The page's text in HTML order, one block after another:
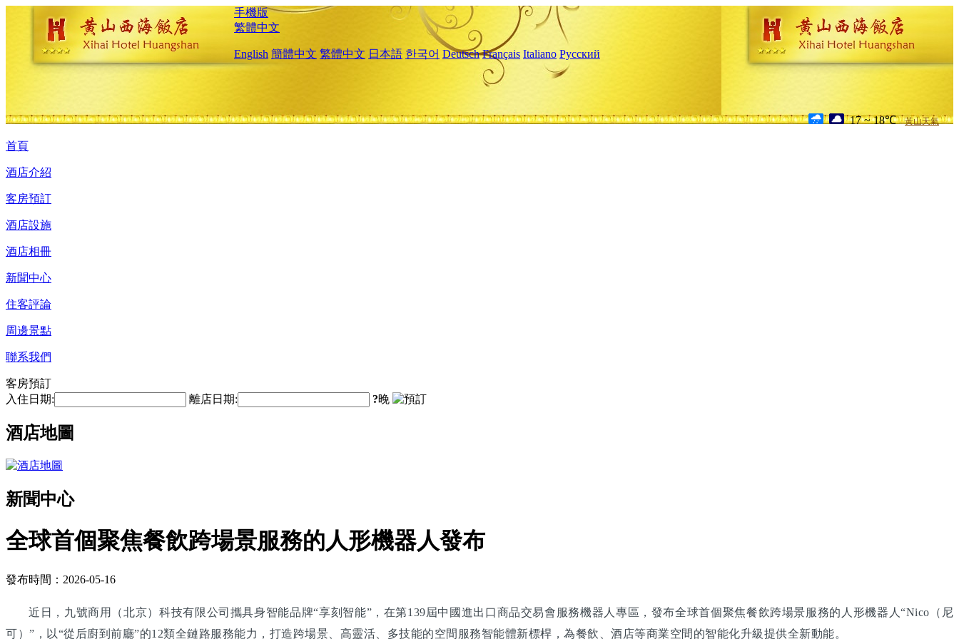
手機版
繁體中文
English 簡體中文 繁體中文 日本語 한국어 Deutsch Français Italiano Русский
17 ~ 18℃ 黃山天氣
首頁
酒店介紹
客房預訂
酒店設施
酒店相冊
新聞中心
住客評論
周邊景點
聯系我們
客房預訂
入住日期:
離店日期: ?晚
酒店地圖
新聞中心
全球首個聚焦餐飲跨場景服務的人形機器人發布
發布時間：2026-05-16
近日，九號商用（北京）科技有限公司攜具身智能品牌“享刻智能”，在第139屆中國進出口商品交易會服務機器人專區，發布全球首個聚焦餐飲跨場景服務的人形機器人“Nico（尼
可）”，以“從后廚到前廳”的12類全鏈路服務能力，打造跨場景、高靈活、多技能的空間服務智能體新標桿，為餐飲、酒店等商業空間的智能化升級提供全新動能。